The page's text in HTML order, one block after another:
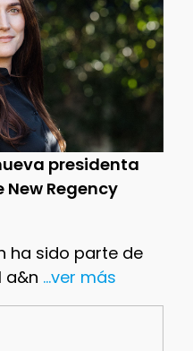
presidenta
Regency
ha sido parte de
a&n ...ver más